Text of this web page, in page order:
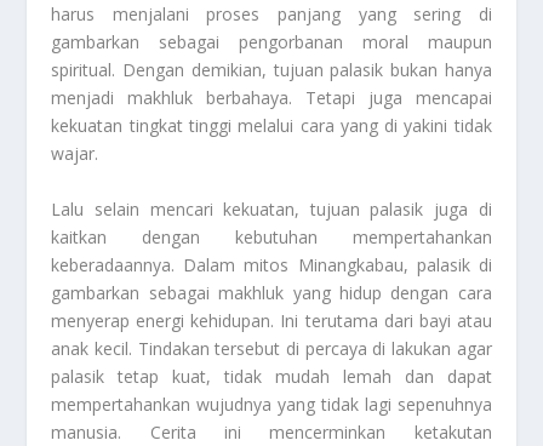
harus menjalani proses panjang yang sering di
gambarkan sebagai pengorbanan moral maupun
spiritual. Dengan demikian, tujuan palasik bukan hanya
menjadi makhluk berbahaya. Tetapi juga mencapai
kekuatan tingkat tinggi melalui cara yang di yakini tidak
wajar.
Lalu selain mencari kekuatan, tujuan palasik juga di
kaitkan dengan kebutuhan mempertahankan
keberadaannya. Dalam mitos Minangkabau, palasik di
gambarkan sebagai makhluk yang hidup dengan cara
menyerap energi kehidupan. Ini terutama dari bayi atau
anak kecil. Tindakan tersebut di percaya di lakukan agar
palasik tetap kuat, tidak mudah lemah dan dapat
mempertahankan wujudnya yang tidak lagi sepenuhnya
manusia. Cerita ini mencerminkan ketakutan